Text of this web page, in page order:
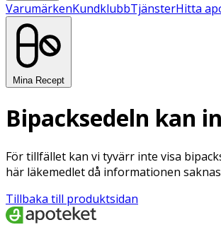
VarumärkenKundklubbTjänsterHitta
Mina Recept
Bipacksedeln kan
För tillfället kan vi tyvärr inte visa
här läkemedlet då informationen saknas
Tillbaka till produktsidan